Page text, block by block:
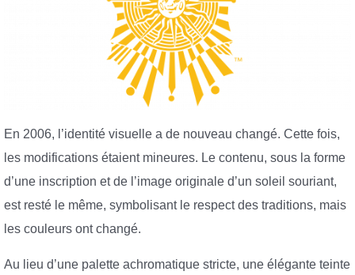
En 2006, l’identité visuelle a de nouveau changé. Cette fois,
les modifications étaient mineures. Le contenu, sous la forme
d’une inscription et de l’image originale d’un soleil souriant,
est resté le même, symbolisant le respect des traditions, mais
les couleurs ont changé.
Au lieu d’une palette achromatique stricte, une élégante teinte